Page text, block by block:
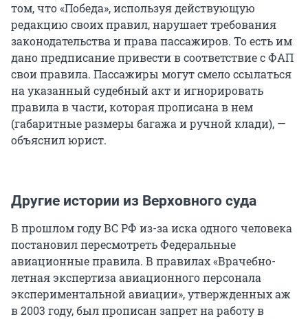
том, что «Победа», используя действующую
редакцию своих правил, нарушает требования
законодательства и права пассажиров. То есть им
дано предписание привести в соответствие с ФАП
свои правила. Пассажиры могут смело ссылаться
на указанный судебный акт и игнорировать
правила в части, которая прописана в нем
(габаритные размеры багажа и ручной клади), —
объяснил юрист.
Другие истории из Верховного суда
В прошлом году ВС РФ из-за иска одного человека
постановил пересмотреть Федеральные
авиационные правила. В правилах «Врачебно-
летная экспертиза авиационного персонала
экспериментальной авиации», утвержденных аж
в 2003 году, был прописан запрет на работу в